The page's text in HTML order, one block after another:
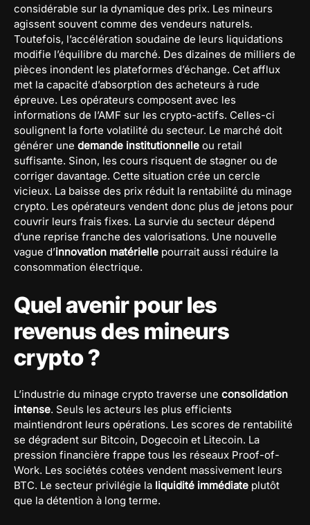
considérable sur la dynamique des prix. Les mineurs
agissent souvent comme des vendeurs naturels.
Toutefois, l’accélération soudaine de leurs liquidations
modifie l’équilibre du marché. Des dizaines de milliers de
pièces inondent les plateformes d’échange. Cet afflux
met la capacité d’absorption des acheteurs à rude
épreuve. Les opérateurs composent avec les
informations de l’AMF sur les crypto-actifs. Celles-ci
soulignent la forte volatilité du secteur. Le marché doit
générer une demande institutionnelle ou retail
suffisante. Sinon, les cours risquent de stagner ou de
corriger davantage. Cette situation crée un cercle
vicieux. La baisse des prix réduit la rentabilité du minage
crypto. Les opérateurs vendent donc plus de jetons pour
couvrir leurs frais fixes. La survie du secteur dépend
d’une reprise franche des valorisations. Une nouvelle
vague d’innovation matérielle pourrait aussi réduire la
consommation électrique.
Quel avenir pour les
revenus des mineurs
crypto ?
L’industrie du minage crypto traverse une consolidation
intense. Seuls les acteurs les plus efficients
maintiendront leurs opérations. Les scores de rentabilité
se dégradent sur Bitcoin, Dogecoin et Litecoin. La
pression financière frappe tous les réseaux Proof-of-
Work. Les sociétés cotées vendent massivement leurs
BTC. Le secteur privilégie la liquidité immédiate plutôt
que la détention à long terme.